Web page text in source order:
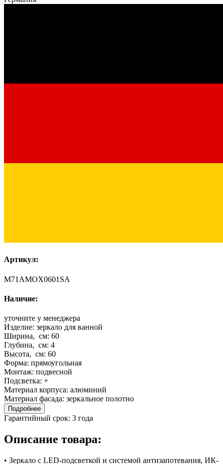
Артикул:
M71AMOX0601SA
Наличие:
уточните у менеджера
Изделие: зеркало для ванной
Ширина, см: 60
Глубина, см: 4
Высота, см: 60
Форма: прямоугольная
Монтаж: подвесной
Подсветка: +
Материал корпуса: алюминий
Материал фасада: зеркальное полотно
Подробнее
Гарантийный срок: 3 года
Описание товара:
• Зеркало с LED-подсветкой и системой антизапотевания, ИК-